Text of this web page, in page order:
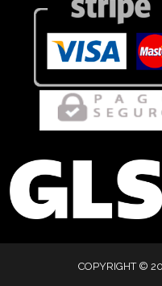
COPYRIGHT ©